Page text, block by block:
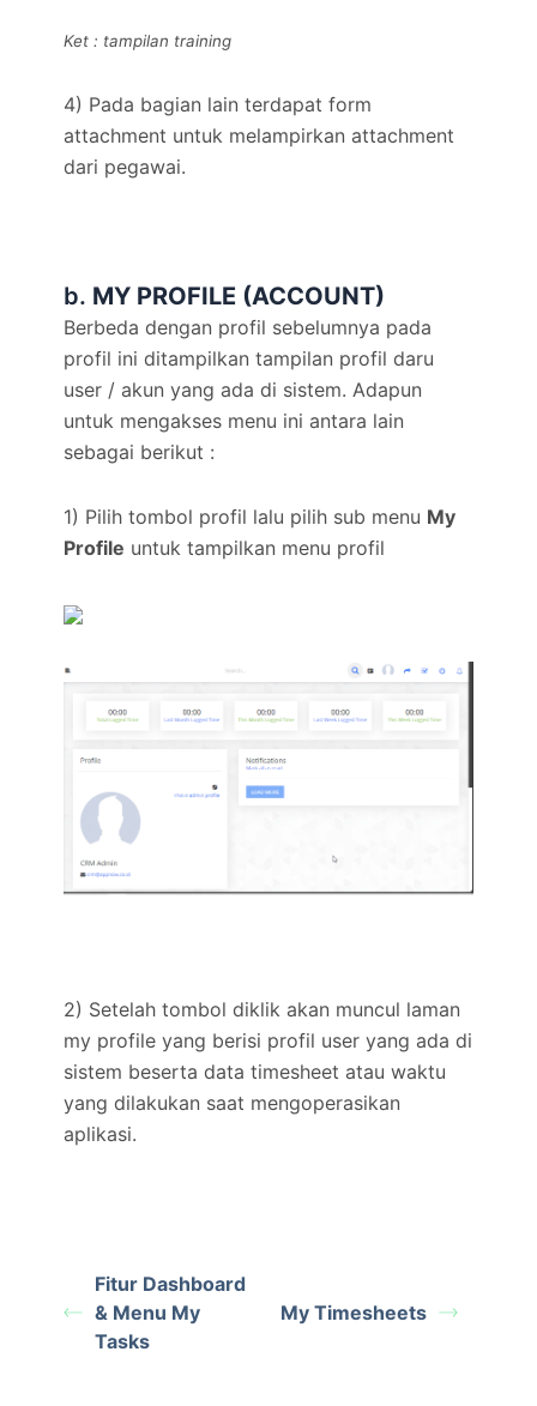
Ket : tampilan training
4) Pada bagian lain terdapat form
attachment untuk melampirkan attachment
dari pegawai.
b. MY PROFILE (ACCOUNT)
Berbeda dengan profil sebelumnya pada
profil ini ditampilkan tampilan profil daru
user / akun yang ada di sistem. Adapun
untuk mengakses menu ini antara lain
sebagai berikut :
1) Pilih tombol profil lalu pilih sub menu My
Profile untuk tampilkan menu profil
2) Setelah tombol diklik akan muncul laman
my profile yang berisi profil user yang ada di
sistem beserta data timesheet atau waktu
yang dilakukan saat mengoperasikan
aplikasi.
Fitur Dashboard
& Menu My
Tasks
My Timesheets